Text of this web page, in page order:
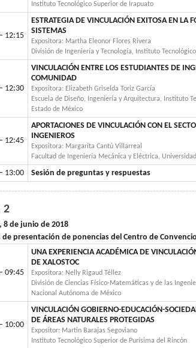
Instituto Tecnológico Superior de Irapuato
12:15
ESTRATEGIA DE VINCULACIÓN EXITOSA EN LA
SISTEMAS
Expositora: Martha Eleonor Flores Rivera
División de Ingeniería y Tecnología, Instituto
12:30
VINCULACIÓN ENTRE LOS ESTUDIANTES DE
COMUNIDAD
Expositora: Elizabeth Griselda Toriz García
Escuela de Diseño, Ingeniería y Arquitectura, Instituto
Estado de México
12:45
APORTACIONES DE VINCULACIÓN CON EL
INGENIEROS
Expositora: Margarita Cantú Villarreal
Facultad de Ingeniería Mecánica y Eléctrica,
13:00 Sesión de preguntas y respuestas
2
8 de junio de 2018
de presentación de ponencias del Centro de
09:45
UNA EXPERIENCIA ACADÉMICA DE
DE XALOSTOC
Expositora: Nelly Rigaud Téllez
División de Ciencias Físico-Matemáticas y de las
Nacional Autónoma de México
10:00
VINCULACIÓN GOBIERNO-EDUCACIÓN-
DE ÁREAS NATURALES PROTEGIDAS
Expositor: Martín Barajas Segoviano
Instituto Tecnológico Superior de Purísima del Rincón